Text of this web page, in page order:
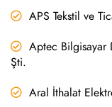
APS Tekstil ve
Aptec Bilgisayar
Şti.
Aral İthalat